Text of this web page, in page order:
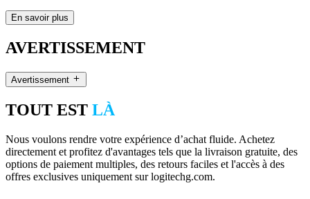
En savoir plus
AVERTISSEMENT
Avertissement
TOUT EST LÀ
Nous voulons rendre votre expérience d’achat fluide. Achetez
directement et profitez d'avantages tels que la livraison gratuite, des
options de paiement multiples, des retours faciles et l'accès à des
offres exclusives uniquement sur logitechg.com.